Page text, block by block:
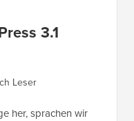
3.1
Leser
her, sprachen wir